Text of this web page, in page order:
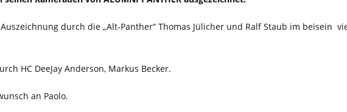
durch die „Alt-Panther“ Thomas Jülicher und Ralf Staub im beisein
HC DeeJay Anderson, Markus Becker.
an Paolo.